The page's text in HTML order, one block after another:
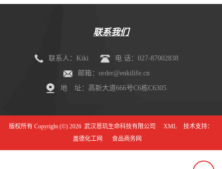
联系我们
联系人：Kiki
电 话：027-87002838
邮箱：order@enkilife.cn
地 址：高新大道666号C6栋C6305
版权所有 Copyright (©) 2026 武汉恩玑生命科技有限公司 XML
技术支持：
盖德化工网
食品商务网